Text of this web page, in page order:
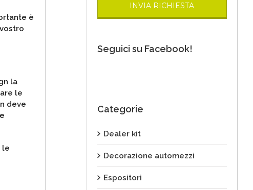
è
la
le
deve
le
Seguici su Facebook!
Categorie
Dealer kit
Decorazione automezzi
Espositori